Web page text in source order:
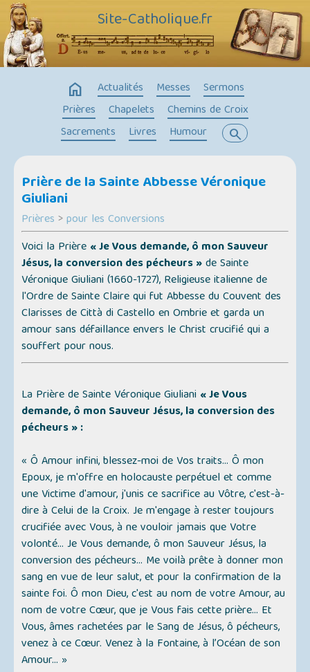
Site-Catholique.fr
home Actualités Messes
Sermons
Prières
Chapelets
Chemins de Croix
Sacrements
Livres Humour search
Prière de la Sainte Abbesse Véronique
Giuliani
Prières >pour les Conversions
Voici la Prière « Je Vous demande, ô mon Sauveur
Jésus, la conversion des pécheurs »de Sainte
Véronique Giuliani (1660-1727), Religieuse italienne de
l'Ordre de Sainte Claire qui fut Abbesse du Couvent des
Clarisses deCittà di Castello en Ombrie et garda un
amour sans défaillance envers le Christ crucifié qui a
souffert pour nous.
La Prière de Sainte Véronique Giuliani « Je Vous
demande, ô mon Sauveur Jésus, la conversion des
pécheurs » :
« Ô Amour infini, blessez-moi de Vos traits... Ô mon
Epoux, je m'offre en holocauste perpétuel et comme
une Victime d'amour, j'unis ce sacrifice au Vôtre, c'est-à-
dire à Celui de la Croix. Je m'engage à rester toujours
crucifiée avec Vous, à ne vouloir jamais que Votre
volonté... Je Vous demande, ô mon Sauveur Jésus, la
conversion des pécheurs... Me voilà prête à donner mon
sang en vue de leur salut, et pour la confirmation de la
sainte foi. Ô mon Dieu, c'est au nom de votre Amour, au
nom de votre Cœur, que je Vous fais cette prière... Et
Vous, âmes rachetées par le Sang de Jésus, ô pécheurs,
venez à ce Cœur. Venez à la Fontaine, à l’Océan de son
Amour... »